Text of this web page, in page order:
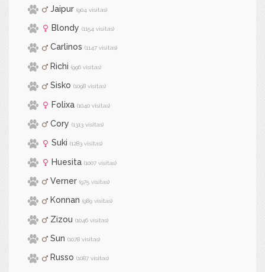
Jaipur (904 visitas)
Blondy (1154 visitas)
Carlinos (1147 visitas)
Richi (996 visitas)
Sisko (1098 visitas)
Folixa (1040 visitas)
Cory (1313 visitas)
Suki (1283 visitas)
Huesita (1007 visitas)
Verner (975 visitas)
Konnan (989 visitas)
Zizou (1046 visitas)
Sun (1078 visitas)
Russo (1087 visitas)